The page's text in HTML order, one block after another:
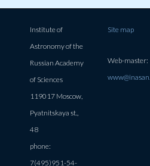
Institute of
Astronomy of the
Russian Academy
of Sciences
119017 Moscow,
Pyatnitskaya st.,
48
phone:
7(495)951-54-
Site map
Web-master: